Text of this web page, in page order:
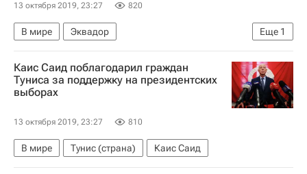
13 октября 2019, 23:27 820
Еще 1
В мире
Эквадор
Ленин Морено (Гарсис Морено)
Каис Саид поблагодарил граждан
Туниса за поддержку на президентских
выборах
13 октября 2019, 23:27 810
В мире Тунис (страна) Каис Саид